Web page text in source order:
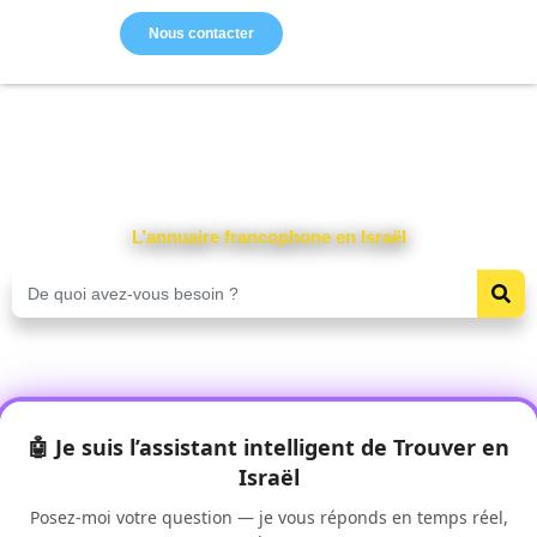
Nous contacter
L’annuaire francophone en Israël
🤖 Je suis l’assistant intelligent de Trouver en
Israël
Posez-moi votre question — je vous réponds en temps réel,